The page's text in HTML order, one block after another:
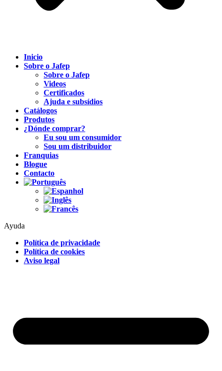
Inicio
Sobre o Jafep
Sobre o Jafep
Videos
Certificados
Ajuda e subsídios
Catálogos
Produtos
¿Dónde comprar?
Eu sou um consumidor
Sou um distribuidor
Franquias
Blogue
Contacto
Ayuda
Política de privacidade
Política de cookies
Aviso legal